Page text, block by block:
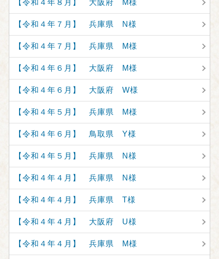
【令和４年８月】 大阪府 M様
【令和４年７月】 兵庫県 N様
【令和４年７月】 兵庫県 M様
【令和４年６月】 大阪府 M様
【令和４年６月】 大阪府 W様
【令和４年５月】 兵庫県 M様
【令和４年６月】 鳥取県 Y様
【令和４年５月】 兵庫県 N様
【令和４年４月】 兵庫県 N様
【令和４年４月】 兵庫県 T様
【令和４年４月】 大阪府 U様
【令和４年４月】 兵庫県 M様